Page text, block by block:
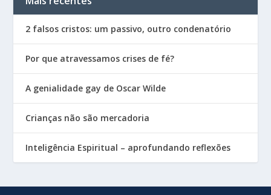
2 falsos cristos: um passivo, outro condenatório
Por que atravessamos crises de fé?
A genialidade gay de Oscar Wilde
Crianças não são mercadoria
Inteligência Espiritual – aprofundando reflexões